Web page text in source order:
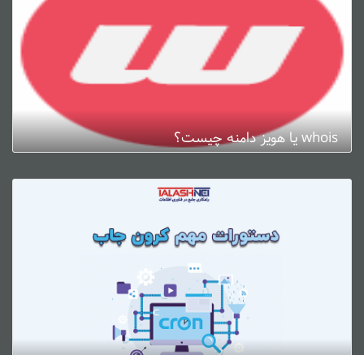
whois یا هویز دامنه چیست؟